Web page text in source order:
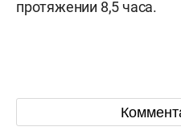
протяжении 8,5 часа.